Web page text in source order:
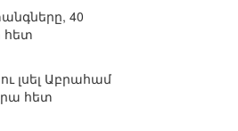
40
հետ
լսել Աբրահամ
հետ